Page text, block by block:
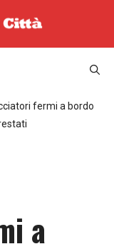
fermi a bordo
a